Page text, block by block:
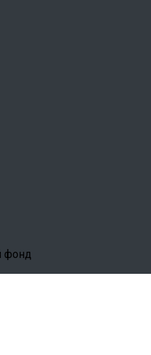
фонд